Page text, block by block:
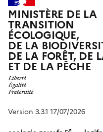
MINISTÈRE DE LA
TRANSITION
ÉCOLOGIQUE,
DE LA
DE LA FORÊT, DE
ET DE LA PÊCHE
Version 3.3.1 17/07/2026